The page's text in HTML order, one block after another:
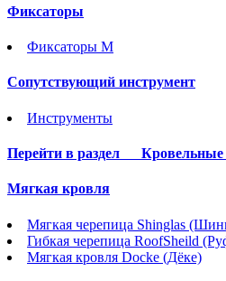
Фиксаторы
Фиксаторы М
Сопутствующий инструмент
Инструменты
Перейти в раздел
Мягкая кровля
Мягкая черепица Shinglas
Гибкая черепица RoofSheild
Мягкая кровля Docke (Дёке)